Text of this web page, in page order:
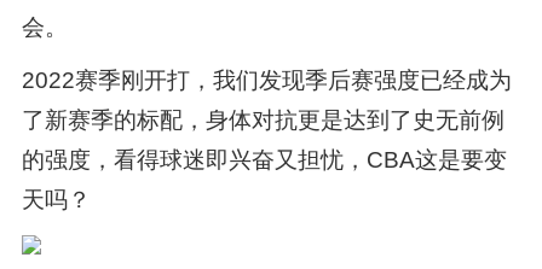
会。
2022赛季刚开打，我们发现季后赛强度已经成为
了新赛季的标配，身体对抗更是达到了史无前例
的强度，看得球迷即兴奋又担忧，CBA这是要变
天吗？